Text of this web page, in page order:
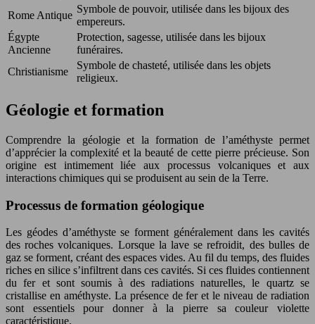
Rome Antique
Symbole de pouvoir, utilisée dans les bijoux des
empereurs.
Égypte
Ancienne
Protection, sagesse, utilisée dans les bijoux
funéraires.
Christianisme
Symbole de chasteté, utilisée dans les objets
religieux.
Géologie et formation
Comprendre la géologie et la formation de l’améthyste permet
d’apprécier la complexité et la beauté de cette pierre précieuse. Son
origine est intimement liée aux processus volcaniques et aux
interactions chimiques qui se produisent au sein de la Terre.
Processus de formation géologique
Les géodes d’améthyste se forment généralement dans les cavités
des roches volcaniques. Lorsque la lave se refroidit, des bulles de
gaz se forment, créant des espaces vides. Au fil du temps, des fluides
riches en silice s’infiltrent dans ces cavités. Si ces fluides contiennent
du fer et sont soumis à des radiations naturelles, le quartz se
cristallise en améthyste. La présence de fer et le niveau de radiation
sont essentiels pour donner à la pierre sa couleur violette
caractéristique.